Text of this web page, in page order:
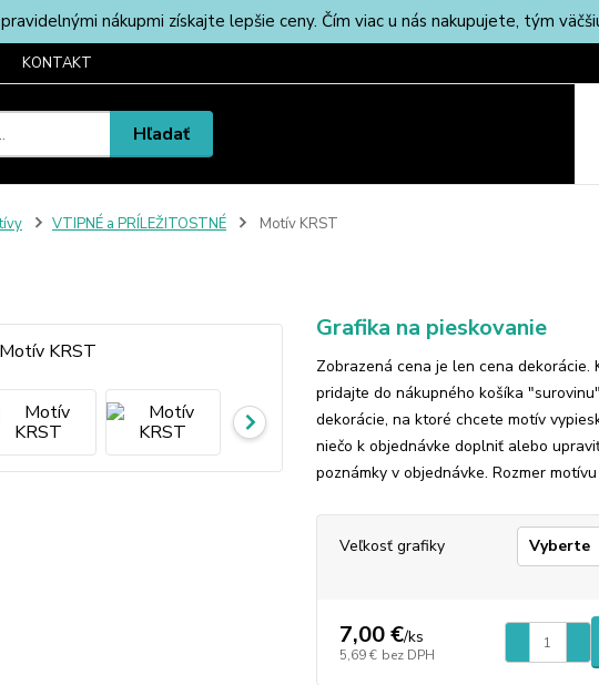
nákupmi získajte lepšie ceny. Čím viac u nás nakupujete, tým
KONTAKT
Hľadať
VTIPNÉ a PRÍLEŽITOSTNÉ Motív KRST
Grafika na pieskovanie
Zobrazená cena je len cena dekorácie.
pridajte do nákupného košíka
dekorácie, na ktoré chcete motív
niečo k objednávke doplniť alebo
poznámky v objednávke. Rozmer
Veľkosť grafiky
7,00 €/ks
5,69 € bez DPH